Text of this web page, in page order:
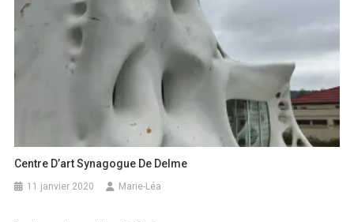
Centre D’art Synagogue De Delme
11 janvier 2020 Marie-Léa